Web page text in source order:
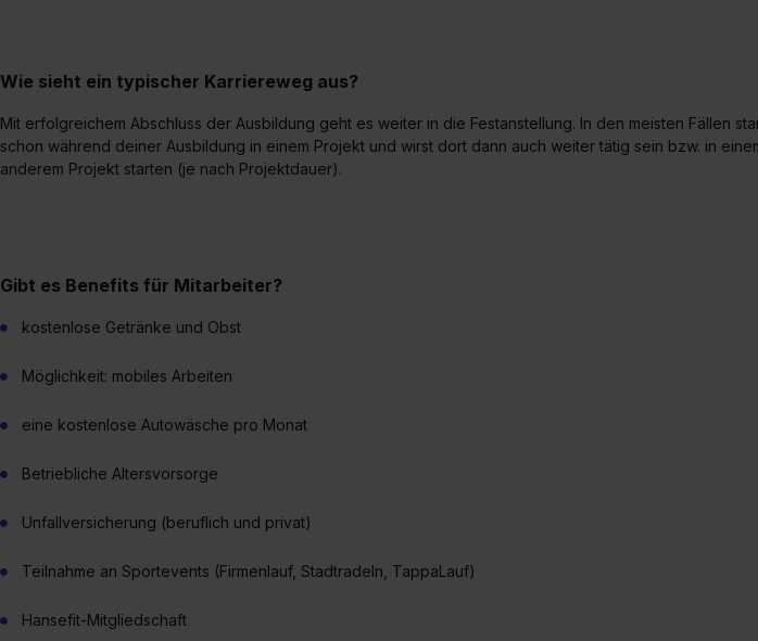
Wie sieht ein typischer Karriereweg aus?
Mit erfolgreichem Abschluss der Ausbildung geht es weiter in die Festanstellung. In den meisten Fällen
schon während deiner Ausbildung in einem Projekt und wirst dort dann auch weiter tätig sein bzw. in
anderem Projekt starten (je nach Projektdauer).
Gibt es Benefits für Mitarbeiter?
kostenlose Getränke und Obst
Möglichkeit: mobiles Arbeiten
eine kostenlose Autowäsche pro Monat
Betriebliche Altersvorsorge
Unfallversicherung (beruflich und privat)
Teilnahme an Sportevents (Firmenlauf, Stadtradeln, TappaLauf)
Hansefit-Mitgliedschaft